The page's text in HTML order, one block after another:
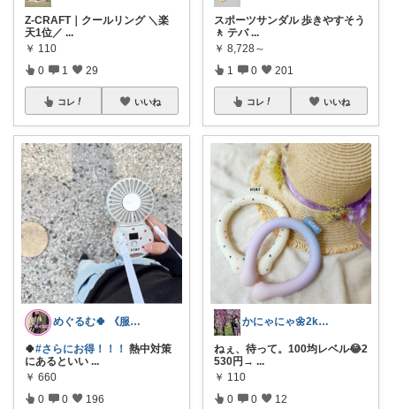
Z-CRAFT｜クールリング ＼楽
天1位／ ...
￥ 110
0 1 29
コレ いいね
めぐるむ🍀 《服と暮らし》朝コレ
🍀#さらにお得！！！ 熱中対策
にあるといい ...
￥ 660
0 0 196
スポーツサンダル 歩きやすそう
🚶 テバ...
￥ 8,728～
1 0 201
コレ いいね
かにゃにゃ🌼2kids mama
ねぇ、待って。100均レベル😂2
530円→ ...
￥ 110
0 0 12